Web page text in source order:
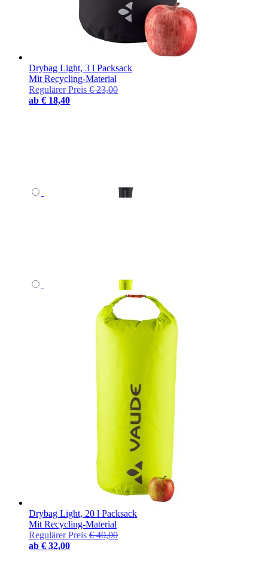
Drybag Light, 3 l Packsack
Mit Recycling-Material
Regulärer Preis € 23,00
ab € 18,40
Drybag Light, 20 l Packsack
Mit Recycling-Material
Regulärer Preis € 40,00
ab € 32,00